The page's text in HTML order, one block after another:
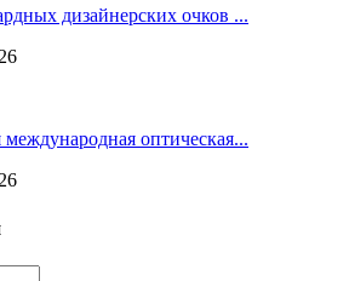
дизайнерских очков ...
оптическая...